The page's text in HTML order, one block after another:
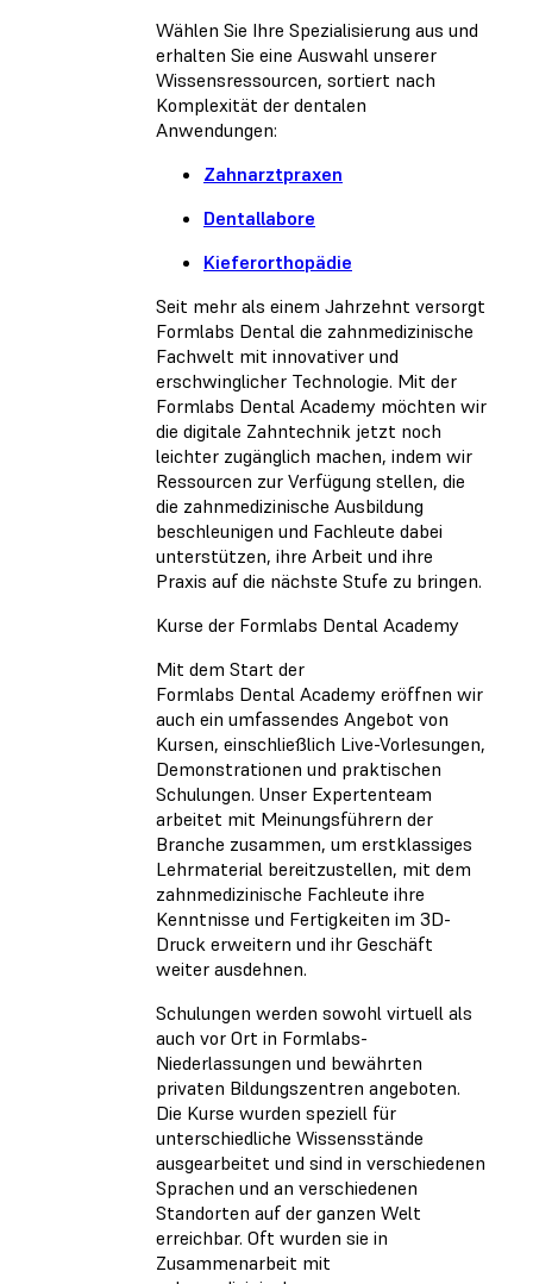
Wählen Sie Ihre Spezialisierung aus und
erhalten Sie eine Auswahl unserer
Wissensressourcen, sortiert nach
Komplexität der dentalen
Anwendungen:
Zahnarztpraxen
Dentallabore
Kieferorthopädie
Seit mehr als einem Jahrzehnt versorgt
Formlabs Dental die zahnmedizinische
Fachwelt mit innovativer und
erschwinglicher Technologie. Mit der
Formlabs Dental Academy möchten wir
die digitale Zahntechnik jetzt noch
leichter zugänglich machen, indem wir
Ressourcen zur Verfügung stellen, die
die zahnmedizinische Ausbildung
beschleunigen und Fachleute dabei
unterstützen, ihre Arbeit und ihre
Praxis auf die nächste Stufe zu bringen.
Kurse der Formlabs Dental Academy
Mit dem Start der
Formlabs Dental Academy eröffnen wir
auch ein umfassendes Angebot von
Kursen, einschließlich Live-Vorlesungen,
Demonstrationen und praktischen
Schulungen. Unser Expertenteam
arbeitet mit Meinungsführern der
Branche zusammen, um erstklassiges
Lehrmaterial bereitzustellen, mit dem
zahnmedizinische Fachleute ihre
Kenntnisse und Fertigkeiten im 3D-
Druck erweitern und ihr Geschäft
weiter ausdehnen.
Schulungen werden sowohl virtuell als
auch vor Ort in Formlabs-
Niederlassungen und bewährten
privaten Bildungszentren angeboten.
Die Kurse wurden speziell für
unterschiedliche Wissensstände
ausgearbeitet und sind in verschiedenen
Sprachen und an verschiedenen
Standorten auf der ganzen Welt
erreichbar. Oft wurden sie in
Zusammenarbeit mit